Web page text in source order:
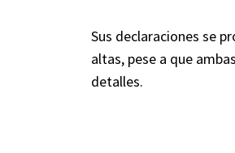
Sus declaraciones se
altas, pese a que
detalles.